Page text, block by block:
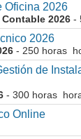
Oficina 2026
2026 -
2026
- 250 horas
de
- 300 horas
Online